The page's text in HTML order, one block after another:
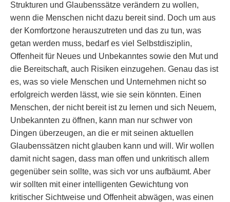
Strukturen und Glaubenssätze verändern zu wollen,
wenn die Menschen nicht dazu bereit sind. Doch um aus
der Komfortzone herauszutreten und das zu tun, was
getan werden muss, bedarf es viel Selbstdisziplin,
Offenheit für Neues und Unbekanntes sowie den Mut und
die Bereitschaft, auch Risiken einzugehen. Genau das ist
es, was so viele Menschen und Unternehmen nicht so
erfolgreich werden lässt, wie sie sein könnten. Einen
Menschen, der nicht bereit ist zu lernen und sich Neuem,
Unbekannten zu öffnen, kann man nur schwer von
Dingen überzeugen, an die er mit seinen aktuellen
Glaubenssätzen nicht glauben kann und will. Wir wollen
damit nicht sagen, dass man offen und unkritisch allem
gegenüber sein sollte, was sich vor uns aufbäumt. Aber
wir sollten mit einer intelligenten Gewichtung von
kritischer Sichtweise und Offenheit abwägen, was einen